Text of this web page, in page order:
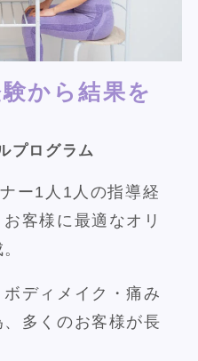
から結果を
プログラム
ー1人1人の指導経
客様に最適なオリ
ディメイク・痛み
多くのお客様が長